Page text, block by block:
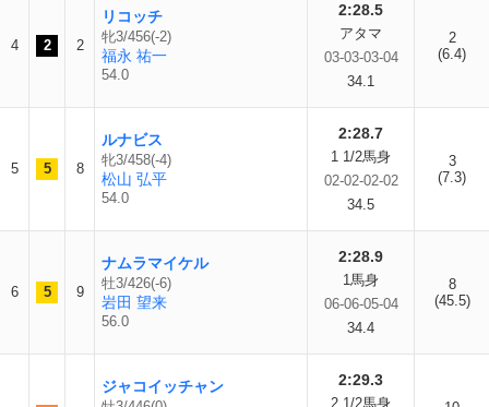
4 2 2
リコッチ
牝3/456(-2)
福永 祐一
54.0
2:28.5
アタマ
03-03-03-04
34.1
2
(6.4)
5 5 8
ルナビス
牝3/458(-4)
松山 弘平
54.0
2:28.7
1 1/2馬身
02-02-02-02
34.5
3
(7.3)
6 5 9
ナムラマイケル
牡3/426(-6)
岩田 望来
56.0
2:28.9
1馬身
06-06-05-04
34.4
8
(45.5)
ジャコイッチャン 2:29.3
2 1/2馬身